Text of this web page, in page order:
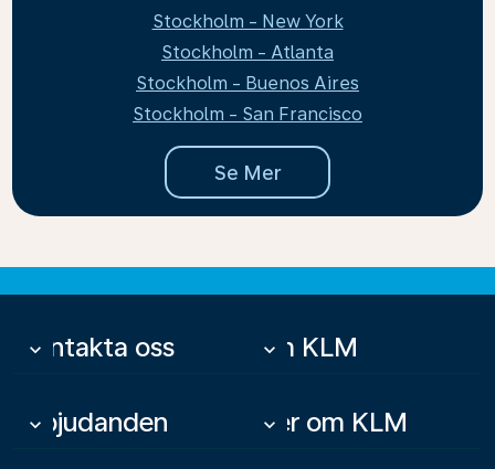
Stockholm - New York
Stockholm - Atlanta
Stockholm - Buenos Aires
Stockholm - San Francisco
Se Mer
Kontakta oss
keyboard_arrow_down Om KLM
keyboard_arrow_down
Erbjudanden
keyboard_arrow_down Mer om KLM
keyboard_arrow_down